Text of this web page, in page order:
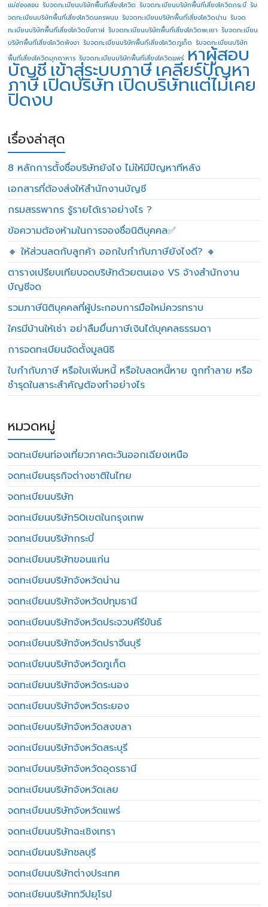
แม่ฮ่องสอน รับจดทะเบียนบริษัทพื้นที่เสี่ยงโควิด รับจดทะเบียนบริษัทพื้นที่เสี่ยงโควิดกระบี่ รับ
จดทะเบียนบริษัทพื้นที่เสี่ยงโควิดนครพนม รับจดทะเบียนบริษัทพื้นที่เสี่ยงโควิดน่าน รับจด
ทะเบียนบริษัทพื้นที่เสี่ยงโควิดบึงกาฬ รับจดทะเบียนบริษัทพื้นที่เสี่ยงโควิดพะเยา รับจดทะเบียน
บริษัทพื้นที่เสี่ยงโควิดพังงา รับจดทะเบียนบริษัทพื้นที่เสี่ยงโควิดภูเก็ต รับจดทะเบียนบริษัท
พื้นที่เสี่ยงโควิดมุกดาหาร รับจดทะเบียนบริษัทพื้นที่เสี่ยงโควิดแพร่ หาผู้สอบ
บัญชี เข้าสู่ระบบภาษี เคลียร์ปัญหา
ภาษีเปิดบริษัทเปิดบริษัทแต่ไม่เคย
ปิดงบ
เรื่องล่าสุด
8 หลักการตั้งชื่อบริษัทยังไง ไม่ให้มีปัญหาทีหลัง
เอกสารที่ต้องส่งให้สำนักงานบัญชี
กรมสรรพากร รู้รายได้เราอย่างไร ?
ข้อความต้องห้ามในการจองชื่อนิติบุคคล✅
🔸 ให้ส่วนลดกับลูกค้า ออกใบกำกับภาษียังไงดี? 🔸
ตารางเปรียบเทียบจดบริษัทด้วยตนเอง VS จ้างสำนักงาน
บัญชีจด
รวมภาษีนิติบุคคลที่ผู้ประกอบการมือใหม่ควรทราบ
ใครมีบ้านให้เช่า อย่าลืมยื่นภาษีเงินได้บุคคลธรรมดา
การจดทะเบียนจัดตั้งมูลนิธิ
ใบกำกับภาษี หรือใบเพิ่มหนี้ หรือใบลดหนี้หาย ถูกทำลาย หรือ
ชำรุดในสาระสำคัญต้องทำอย่างไร
หมวดหมู่
จดทะเบียนท่องเที่ยวภาคตะวันออกเฉียงเหนือ
จดทะเบียนธุรกิจต่างชาติในไทย
จดทะเบียนบริษัท
จดทะเบียนบริษัท50เขตในกรุงเทพ
จดทะเบียนบริษัทกระบี่
จดทะเบียนบริษัทขอนแก่น
จดทะเบียนบริษัทจังหวัดน่าน
จดทะเบียนบริษัทจังหวัดปทุมธานี
จดทะเบียนบริษัทจังหวัดประจวบคีรีขันธ์
จดทะเบียนบริษัทจังหวัดปราจีนบุรี
จดทะเบียนบริษัทจังหวัดภูเก็ต
จดทะเบียนบริษัทจังหวัดระนอง
จดทะเบียนบริษัทจังหวัดระยอง
จดทะเบียนบริษัทจังหวัดสงขลา
จดทะเบียนบริษัทจังหวัดสระบุรี
จดทะเบียนบริษัทจังหวัดอุดรธานี
จดทะเบียนบริษัทจังหวัดเลย
จดทะเบียนบริษัทจังหวัดแพร่
จดทะเบียนบริษัทฉะเชิงเทรา
จดทะเบียนบริษัทชลบุรี
จดทะเบียนบริษัทต่างประเทศ
จดทะเบียนบริษัททวีปยุโรป